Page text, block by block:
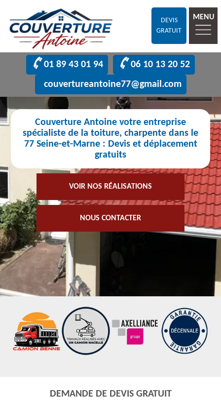
DEVIS
GRATUIT
MENU
01 89 43 01 94
06 10 13 20 52
couvertureantoine77@gmail.com
Couverture Antoine votre entreprise
spécialiste de la toiture, charpente dans le
77 Seine-et-Marne : Devis et déplacement
gratuits
VOIR NOS RÉALISATIONS
NOUS CONTACTER
DEMANDE DE DEVIS GRATUIT